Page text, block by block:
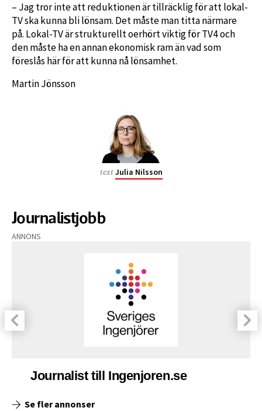
– Jag tror inte att reduktionen är tillräcklig för att lokal-
TV ska kunna bli lönsam. Det måste man titta närmare
på. Lokal-TV är strukturellt oerhört viktig för TV4 och
den måste ha en annan ekonomisk ram än vad som
föreslås här för att kunna nå lönsamhet.
Martin Jönsson
text Julia Nilsson
Journalistjobb
ANNONS
Journalist till Ingenjoren.se
Se fler annonser